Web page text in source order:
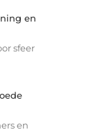
en
sfeer
en